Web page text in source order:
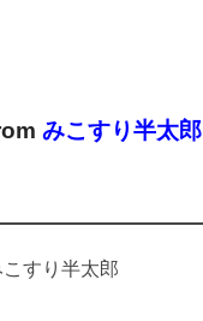
みこすり半太郎
すり半太郎